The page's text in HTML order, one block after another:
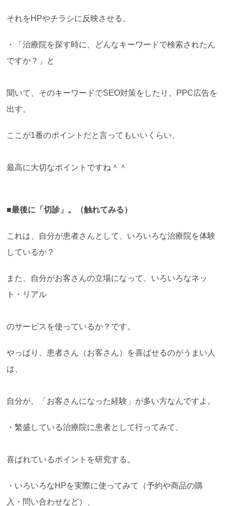
それをHPやチラシに反映させる。
・「治療院を探す時に、どんなキーワードで検索されたん
ですか？」と
聞いて、そのキーワードでSEO対策をしたり、PPC広告を
出す。
ここが1番のポイントだと言ってもいいくらい、
最高に大切なポイントですね＾＾
■最後に「切診」。（触れてみる）
これは、自分が患者さんとして、いろいろな治療院を体験
しているか？
また、自分がお客さんの立場になって、いろいろなネッ
ト・リアル
のサービスを使っているか？です。
やっぱり、患者さん（お客さん）を喜ばせるのがうまい人
は、
自分が、「お客さんになった経験」が多い方なんですよ。
・繁盛している治療院に患者として行ってみて、
喜ばれているポイントを研究する。
・いろいろなHPを実際に使ってみて（予約や商品の購
入・問い合わせなど）、